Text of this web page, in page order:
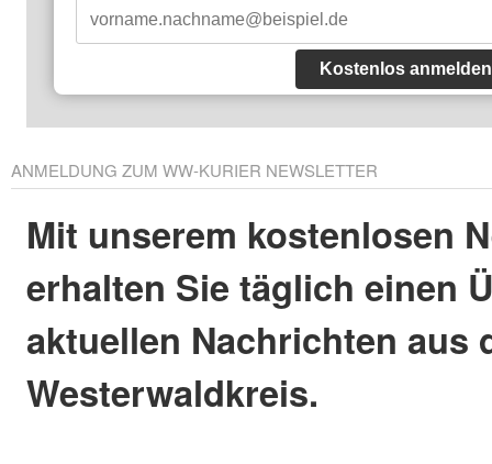
Kostenlos anmelden
ANMELDUNG ZUM WW-KURIER NEWSLETTER
Mit unserem kostenlosen
erhalten Sie täglich einen
aktuellen Nachrichten aus
Westerwaldkreis.